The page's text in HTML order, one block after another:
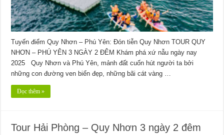
Tuyến điểm Quy Nhơn – Phú Yên: Đón tiễn Quy Nhơn TOUR QUY
NHƠN – PHÚ YÊN 3 NGÀY 2 ĐÊM Khám phá xứ nẫu ngày nay
2025 Quy Nhơn và Phú Yên, mảnh đất cuốn hút người ta bởi
những con đường ven biển đẹp, những bãi cát vàng …
Đọc thêm »
Tour Hải Phòng – Quy Nhơn 3 ngày 2 đêm